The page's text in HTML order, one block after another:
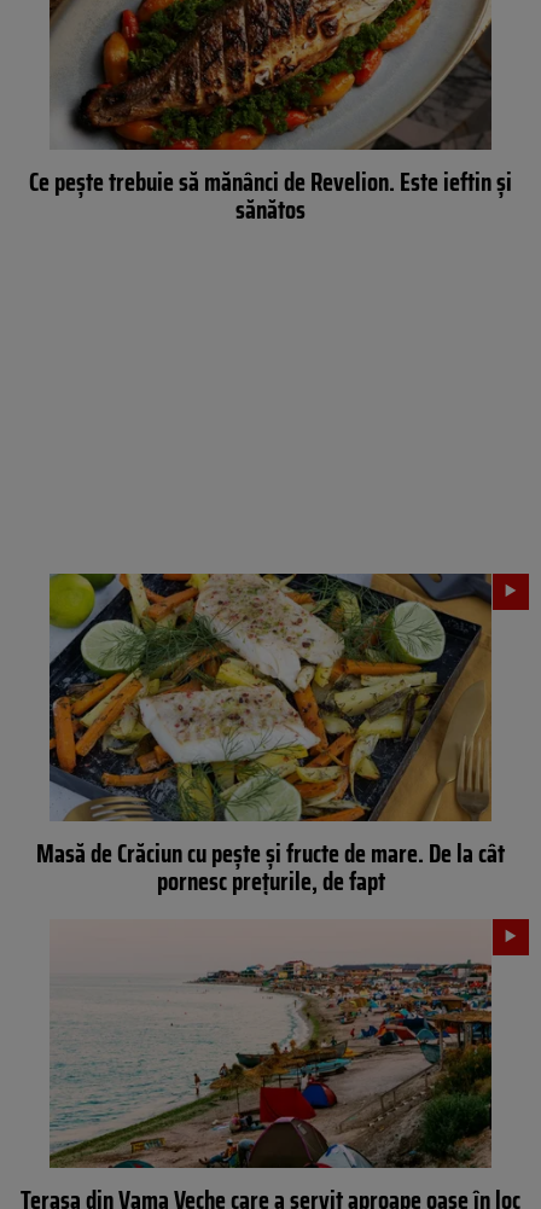
Ce pește trebuie să mănânci de Revelion. Este ieftin și
sănătos
Masă de Crăciun cu pește și fructe de mare. De la cât
pornesc prețurile, de fapt
Terasa din Vama Veche care a servit aproape oase în loc